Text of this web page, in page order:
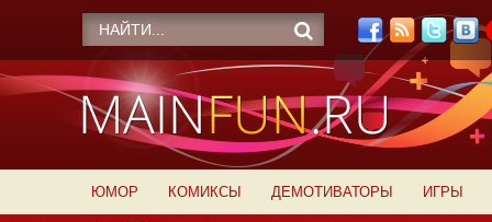
ЮМОР КОМИКСЫ ДЕМОТИВАТОРЫ ИГРЫ